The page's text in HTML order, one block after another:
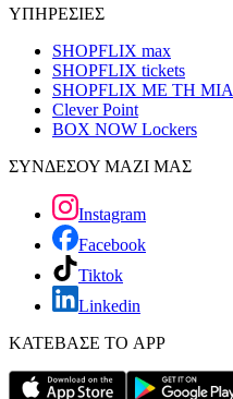
ΥΠΗΡΕΣΙΕΣ
SHOPFLIX max
SHOPFLIX tickets
SHOPFLIX ΜΕ ΤΗ ΜΙΑ
Clever Point
BOX NOW Lockers
ΣΥΝΔΕΣΟΥ ΜΑΖΙ ΜΑΣ
Instagram
Facebook
Tiktok
Linkedin
ΚΑΤΕΒΑΣΕ ΤΟ APP